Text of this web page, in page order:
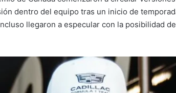
dentro del equipo tras un inicio de
llegaron a especular con la posibilidad